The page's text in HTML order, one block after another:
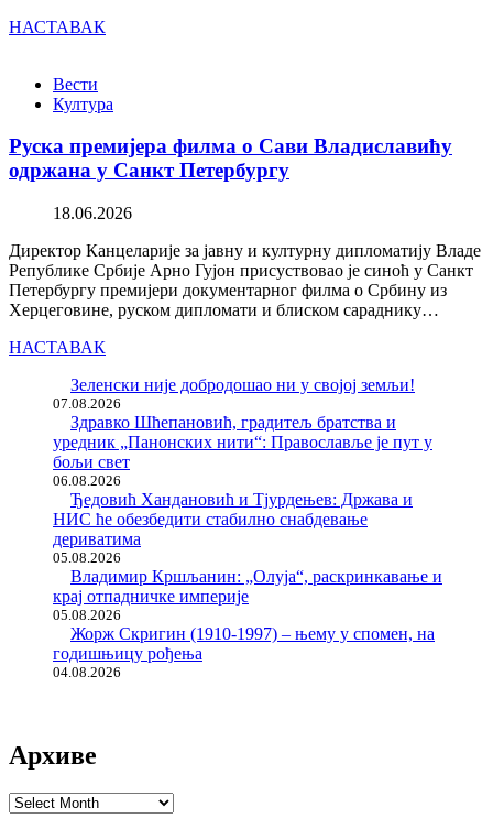
НАСТАВАК
Вести
Култура
Руска премијера филма о Сави Владиславићу
одржана у Санкт Петербургу
18.06.2026
Директор Канцеларије за јавну и културну дипломатију Владе
Републике Србије Арно Гујон присуствовао је синоћ у Санкт
Петербургу премијери документарног филма о Србину из
Херцеговине, руском дипломати и блиском сараднику…
НАСТАВАК
Зеленски није добродошао ни у својој земљи!
07.08.2026
Здравко Шћепановић, градитељ братства и
уредник „Панонских нити“: Православље је пут у
бољи свет
06.08.2026
Ђедовић Хандановић и Тјурдењев: Држава и
НИС ће обезбедити стабилно снабдевање
дериватима
05.08.2026
Владимир Кршљанин: „Олуја“, раскринкавање и
крај отпадничке империје
05.08.2026
Жорж Скригин (1910-1997) – њему у спомен, на
годишњицу рођења
04.08.2026
Архиве
Архиве